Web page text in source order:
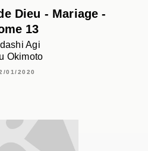
Dieu - Mariage -
13
Agi
Okimoto
01/2020